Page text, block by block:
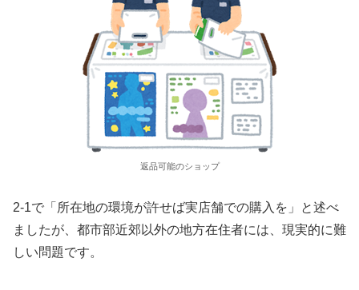
返品可能のショップ
2-1で「所在地の環境が許せば実店舗での購入を」と述べ
ましたが、都市部近郊以外の地方在住者には、現実的に難
しい問題です。